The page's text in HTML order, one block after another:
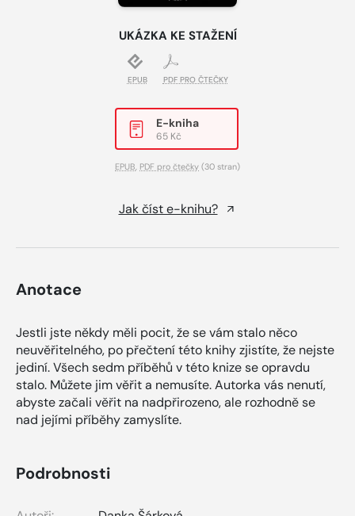
UKÁZKA KE STAŽENÍ
EPUB PDF PRO ČTEČKY
E-kniha
65 Kč
EPUB, PDF pro čtečky (30 stran)
Jak číst e-knihu?
Anotace
Jestli jste někdy měli pocit, že se vám stalo něco
neuvěřitelného, po přečtení této knihy zjistíte, že nejste
jediní. Všech sedm příběhů v této knize se opravdu
stalo. Můžete jim věřit a nemusíte. Autorka vás nenutí,
abyste začali věřit na nadpřirozeno, ale rozhodně se
nad jejími příběhy zamyslíte.
Podrobnosti